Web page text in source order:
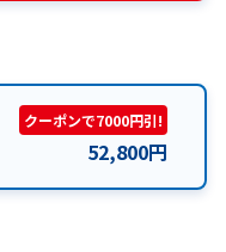
クーポンで7000円引!
52,800円